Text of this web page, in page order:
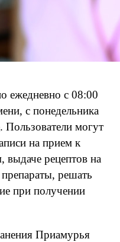
ежедневно с 08:00
с понедельника
. Пользователи могут
на прием к
выдаче рецептов на
решать
при получении
Приамурья